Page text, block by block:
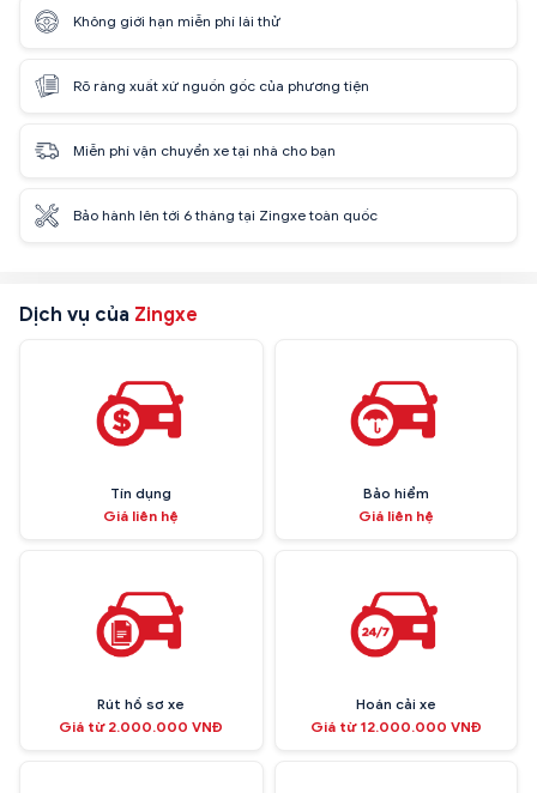
Không giới hạn miễn phí lái thử
Rõ ràng xuất xứ nguồn gốc của phương tiện
Miễn phí vận chuyển xe tại nhà cho bạn
Bảo hành lên tới 6 tháng tại Zingxe toàn quốc
Dịch vụ của Zingxe
Tín dụng
Giá liên hệ
Bảo hiểm
Giá liên hệ
Rút hồ sơ xe
Giá từ 2.000.000 VNĐ
Hoán cải xe
Giá từ 12.000.000 VNĐ